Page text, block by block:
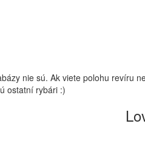
nie sú. Ak viete polohu revíru
ostatní rybári :)